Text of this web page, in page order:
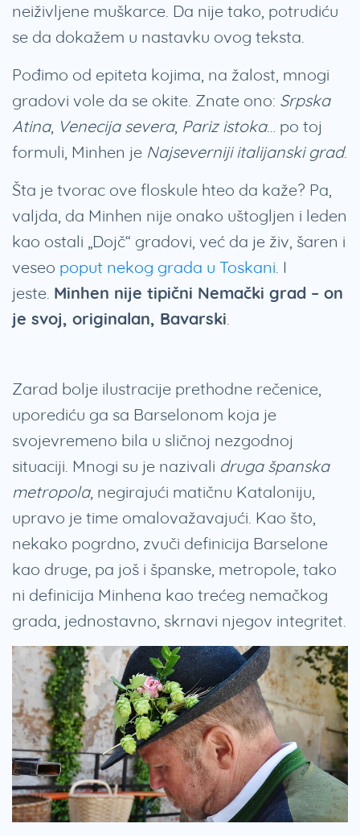
neiživljene muškarce. Da nije tako, potrudiću
se da dokažem u nastavku ovog teksta.
Pođimo od epiteta kojima, na žalost, mnogi
gradovi vole da se okite. Znate ono: Srpska
Atina, Venecija severa, Pariz istoka… po toj
formuli, Minhen je Najseverniji italijanski grad.
Šta je tvorac ove floskule hteo da kaže? Pa,
valjda, da Minhen nije onako uštogljen i leden
kao ostali „Dojč“ gradovi, već da je živ, šaren i
veseo poput nekog grada u Toskani. I
jeste. Minhen nije tipični Nemački grad – on
je svoj, originalan, Bavarski.
Zarad bolje ilustracije prethodne rečenice,
uporediću ga sa Barselonom koja je
svojevremeno bila u sličnoj nezgodnoj
situaciji. Mnogi su je nazivali druga španska
metropola, negirajući matičnu Kataloniju,
upravo je time omalovažavajući. Kao što,
nekako pogrdno, zvuči definicija Barselone
kao druge, pa još i španske, metropole, tako
ni definicija Minhena kao trećeg nemačkog
grada, jednostavno, skrnavi njegov integritet.